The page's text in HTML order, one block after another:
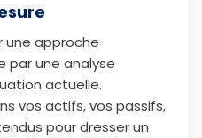
une approche
par une analyse
actuelle.
vos actifs, vos passifs,
pour dresser un